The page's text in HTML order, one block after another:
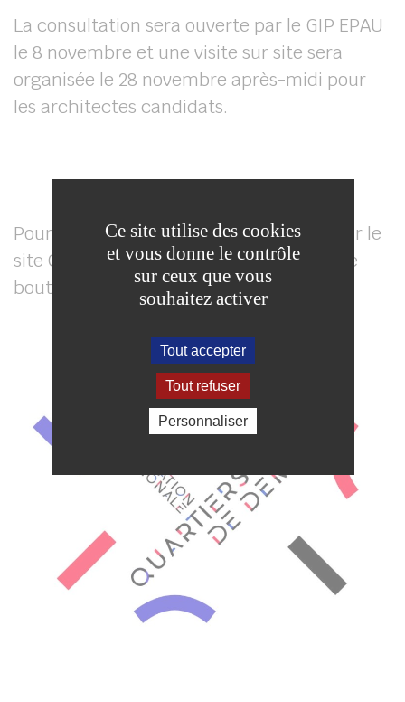
La consultation sera ouverte par le GIP EPAU
le 8 novembre et une visite sur site sera
organisée le 28 novembre après-midi pour
les architectes candidats.
Pour plus d’informations, rendez-vous sur le
site Quartier de demain en cliquant sur le
bouton ci-dessous.
Quartier de demain
Ce site utilise des cookies
et vous donne le contrôle
sur ceux que vous
souhaitez activer
Tout accepter
Tout refuser
Personnaliser